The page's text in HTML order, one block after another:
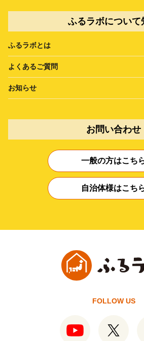
ふるラボについて
ふるラボとは
よくあるご質問
お知らせ
お問い合わせ
一般の方はこち
自治体様はこち
FOLLOW US